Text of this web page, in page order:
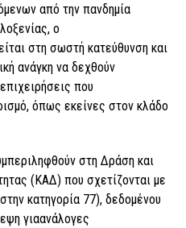
από την πανδημία
ο
στη σωστή κατεύθυνση και
ανάγκη να δεχθούν
που
όπως εκείνες στον κλάδο
στη Δράση και
(ΚΑΔ) που σχετίζονται με
κατηγορία 77), δεδομένου
γιαανάλογες